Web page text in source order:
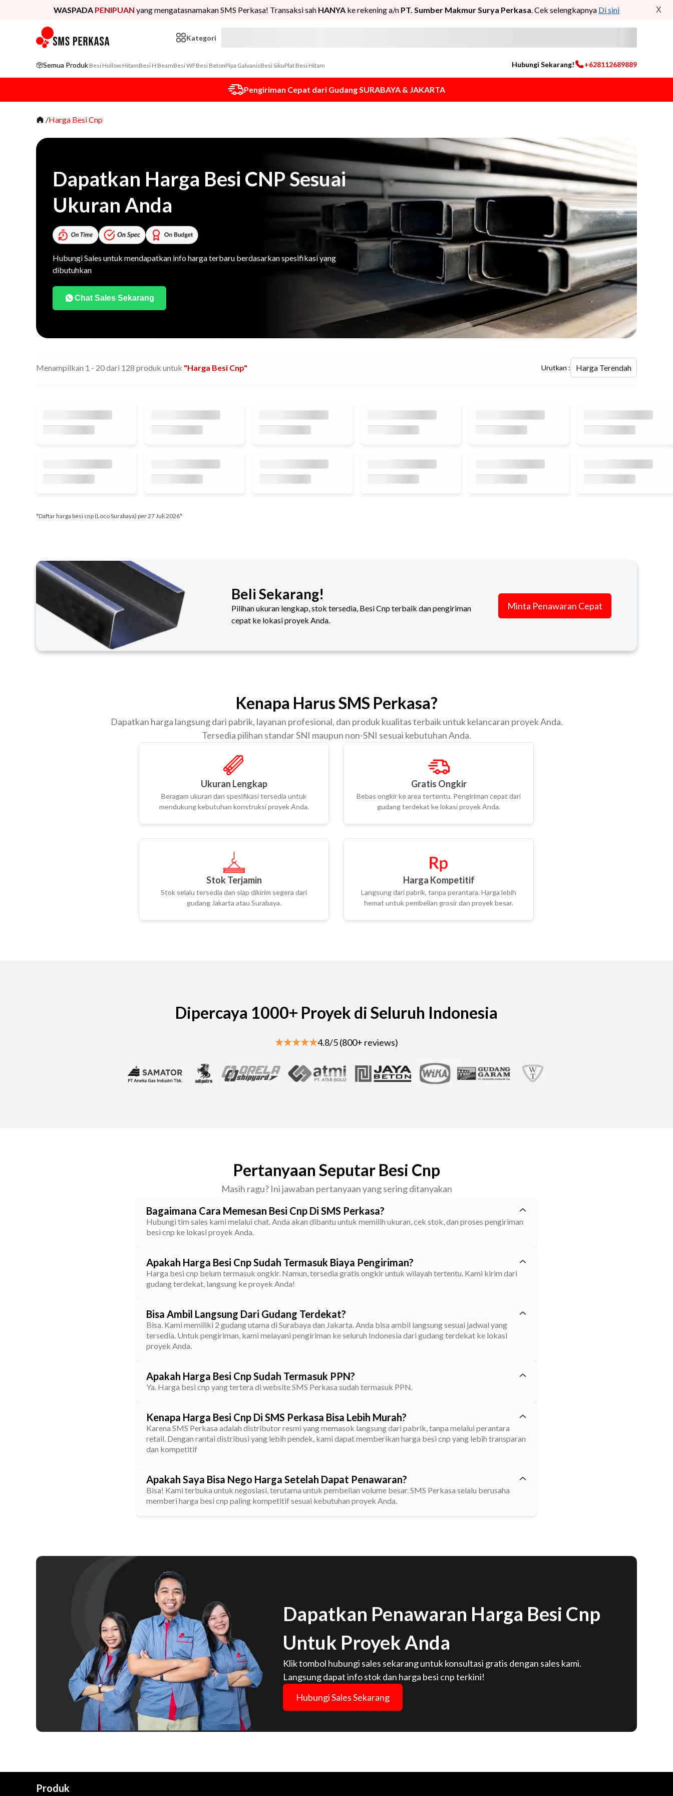
WASPADA PENIPUAN yang mengatasnamakan SMS Perkasa! Transaksi sah HANYA ke rekening a/n PT. Sumber Makmur Surya Perkasa. Cek selengkapnya Di sini X
Kategori
Semua Produk Besi Hollow HitamBesi H BeamBesi WFBesi BetonPipa GalvanisBesi SikuPlat Besi Hitam Hubungi Sekarang! +628112689889
Pengiriman Cepat dari Gudang SURABAYA & JAKARTA
/Harga Besi Cnp
Dapatkan Harga Besi CNP Sesuai
Ukuran Anda
Hubungi Sales untuk mendapatkan info harga terbaru berdasarkan spesifikasi yang
dibutuhkan
Chat Sales Sekarang
Menampilkan 1 - 20dari 128 produk untuk "harga Besi Cnp" Urutkan : Harga Terendah
*Daftar harga besi cnp (Loco Surabaya) per 27 Juli 2026*
Beli Sekarang!
Pilihan ukuran lengkap, stok tersedia, Besi Cnp terbaik dan pengiriman
cepat ke lokasi proyek Anda.
Minta Penawaran Cepat
Kenapa Harus SMS Perkasa?
Dapatkan harga langsung dari pabrik, layanan profesional, dan produk kualitas terbaik untuk kelancaran proyek Anda.
Tersedia pilihan standar SNI maupun non-SNI sesuai kebutuhan Anda.
Ukuran Lengkap
Beragam ukuran dan spesifikasi tersedia untuk
mendukung kebutuhan konstruksi proyek Anda.
Gratis Ongkir
Bebas ongkir ke area tertentu. Pengiriman cepat dari
gudang terdekat ke lokasi proyek Anda.
Stok Terjamin
Stok selalu tersedia dan siap dikirim segera dari
gudang Jakarta atau Surabaya.
Harga Kompetitif
Langsung dari pabrik, tanpa perantara. Harga lebih
hemat untuk pembelian grosir dan proyek besar.
Dipercaya 1000+ Proyek di Seluruh Indonesia
4.8/5 (800+ reviews)
Pertanyaan Seputar Besi Cnp
Masih ragu? Ini jawaban pertanyaan yang sering ditanyakan
Bagaimana Cara Memesan Besi Cnp Di SMS Perkasa?
Hubungi tim sales kami melalui chat. Anda akan dibantu untuk memilih ukuran, cek stok, dan proses pengiriman
besi cnp ke lokasi proyek Anda.
Apakah Harga Besi Cnp Sudah Termasuk Biaya Pengiriman?
Harga besi cnp belum termasuk ongkir. Namun, tersedia gratis ongkir untuk wilayah tertentu. Kami kirim dari
gudang terdekat, langsung ke proyek Anda!
Bisa Ambil Langsung Dari Gudang Terdekat?
Bisa. Kami memiliki 2 gudang utama di Surabaya dan Jakarta. Anda bisa ambil langsung sesuai jadwal yang
tersedia. Untuk pengiriman, kami melayani pengiriman ke seluruh Indonesia dari gudang terdekat ke lokasi
proyek Anda.
Apakah Harga Besi Cnp Sudah Termasuk PPN?
Ya. Harga besi cnp yang tertera di website SMS Perkasa sudah termasuk PPN.
Kenapa Harga Besi Cnp Di SMS Perkasa Bisa Lebih Murah?
Karena SMS Perkasa adalah distributor resmi yang memasok langsung dari pabrik, tanpa melalui perantara
retail. Dengan rantai distribusi yang lebih pendek, kami dapat memberikan harga besi cnp yang lebih transparan
dan kompetitif
Apakah Saya Bisa Nego Harga Setelah Dapat Penawaran?
Bisa! Kami terbuka untuk negosiasi, terutama untuk pembelian volume besar. SMS Perkasa selalu berusaha
memberi harga besi cnp paling kompetitif sesuai kebutuhan proyek Anda.
Dapatkan Penawaran Harga Besi Cnp
Untuk Proyek Anda
Klik tombol hubungi sales sekarang untuk konsultasi gratis dengan sales kami.
Langsung dapat info stok dan harga besi cnp terkini!
Hubungi Sales Sekarang
Produk